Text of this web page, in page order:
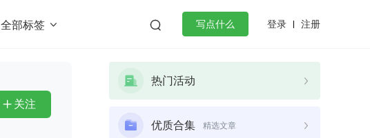
全部标签   写点什么 登录 注册
redis
 关注
热门活动
优质合集 精选文章